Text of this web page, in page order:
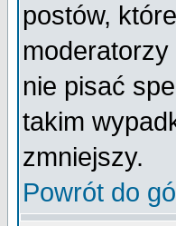
postów,
nie pisać
takim
zmniejszy.
Powrót do